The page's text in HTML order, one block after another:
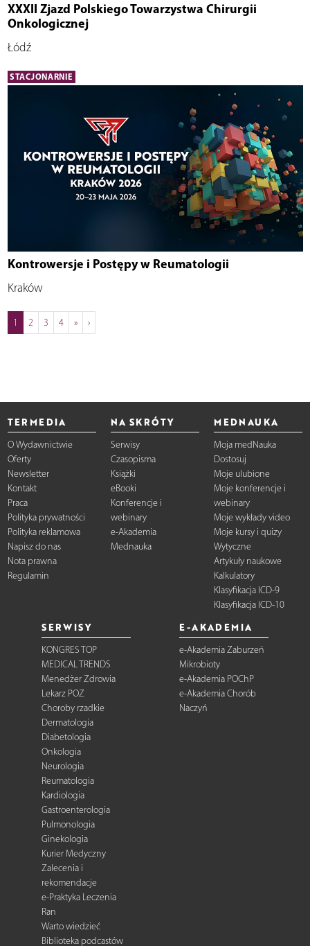
XXXII Zjazd Polskiego Towarzystwa Chirurgii
Onkologicznej
Łódź
STACJONARNIE
Kontrowersje i Postępy w Reumatologii
Kraków
1 2 3 4 » ›
TERMEDIA
O Wydawnictwie
Oferty
Newsletter
Kontakt
Praca
Polityka prywatności
Polityka reklamowa
Napisz do nas
Nota prawna
Regulamin
NA SKRÓTY
Serwisy
Czasopisma
Książki
eBooki
Konferencje i
webinary
e-Akademia
Mednauka
MEDNAUKA
Moja medNauka
Dostosuj
Moje ulubione
Moje konferencje i
webinary
Moje wykłady video
Moje kursy i quizy
Wytyczne
Artykuły naukowe
Kalkulatory
Klasyfikacja ICD-9
Klasyfikacja ICD-10
SERWISY
KONGRES TOP
MEDICAL TRENDS
Menedżer Zdrowia
Lekarz POZ
Choroby rzadkie
Dermatologia
Diabetologia
Onkologia
Neurologia
Reumatologia
Kardiologia
Gastroenterologia
Pulmonologia
Ginekologia
Kurier Medyczny
Zalecenia i
rekomendacje
e-Praktyka Leczenia
Ran
Warto wiedzieć
Biblioteka podcastów
E-AKADEMIA
e-Akademia Zaburzeń
Mikrobioty
e-Akademia POChP
e-Akademia Chorób
Naczyń